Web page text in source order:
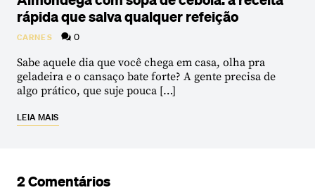
rápida que salva qualquer refeição
CARNES 0
Sabe aquele dia que você chega em casa, olha pra
geladeira e o cansaço bate forte? A gente precisa de
algo prático, que suje pouca […]
LEIA MAIS
2 Comentários